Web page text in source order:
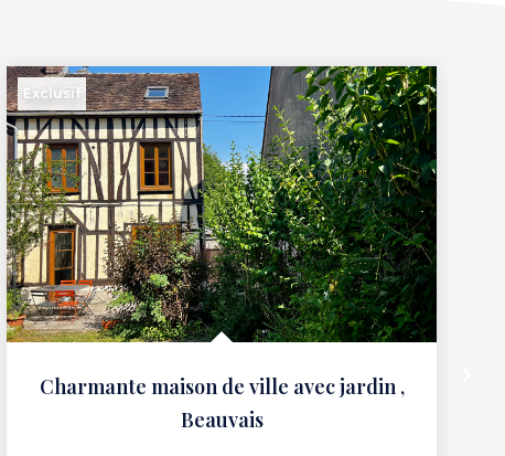
Exclusif
Charmante maison de ville avec jardin ,
Beauvais